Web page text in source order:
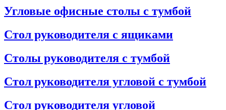
Угловые офисные столы с тумбой
Стол руководителя с ящиками
Столы руководителя с тумбой
Стол руководителя угловой с тумбой
Стол руководителя угловой